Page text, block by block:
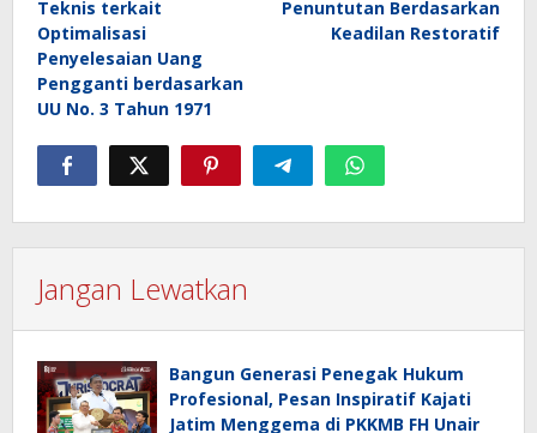
Teknis terkait
Optimalisasi
Penyelesaian Uang
Pengganti berdasarkan
UU No. 3 Tahun 1971
Penuntutan Berdasarkan
Keadilan Restoratif
Jangan Lewatkan
Bangun Generasi Penegak Hukum
Profesional, Pesan Inspiratif Kajati
Jatim Menggema di PKKMB FH Unair